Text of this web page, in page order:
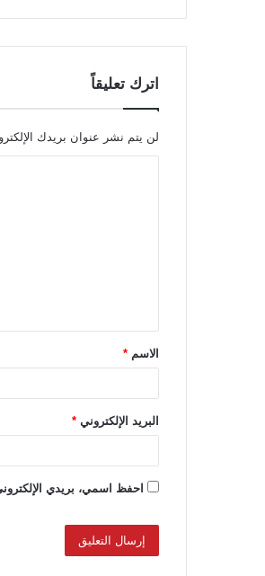
اترك تعليقاً
لن يتم نشر عنوان بريدك
ق
*الاسم *
البريد الإلكتروني *
احفظ اسمي، بريدي